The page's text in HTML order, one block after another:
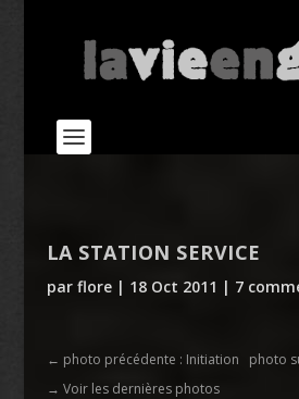
LA STATION SERVICE
par flore| 18 Oct 2011 | 7
← photo précédente : Initiation photo
→ Voir les dernières photos